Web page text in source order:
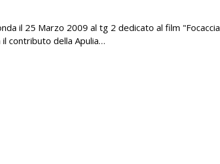
il 25 Marzo 2009 al tg 2 dedicato al film "Focaccia
contributo della Apulia…